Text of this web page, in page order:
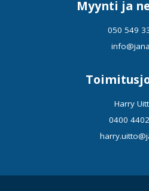
Myynti ja
050 549
Harry
0400